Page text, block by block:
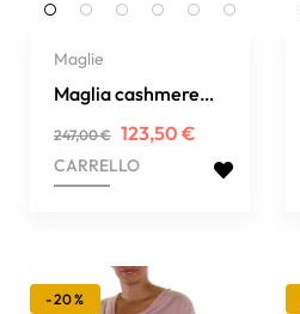
Maglie
Maglia cashmere
girocollo
Prezzo
regolare
247,00 € Prezzo
123,50 €
CARRELLO
-20%